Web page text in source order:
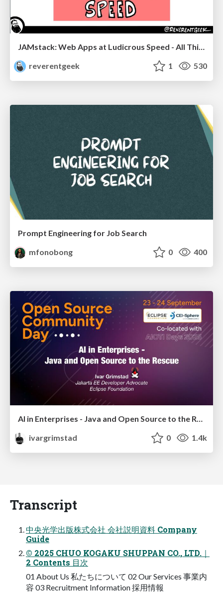
JAMstack: Web Apps at Ludicrous Speed - All Things Open 2022
reverentgeek
1 530
Prompt Engineering for Job Search
mfonobong
0 400
AI in Enterprises - Java and Open Source to the Rescue
ivargrimstad
0 1.4k
Transcript
中央光学出版株式会社 会社説明資料 Company
Guide
© 2025 CHUO KOGAKU SHUPPAN CO., LTD.｜
2 Contents 目次
01 About Us 私たちについて 02 Our Services 事業内
容 03 Recruitment Information 採用情報